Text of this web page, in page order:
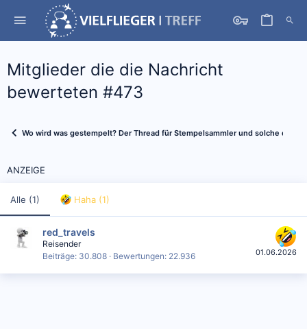
Mitglieder die die Nachricht
bewerteten #473
Wo wird was gestempelt? Der Thread für Stempelsammler und solche die
ANZEIGE
Alle (1) Haha (1)
01.06.2026
red_travels
Reisender
Beiträge 30.808 Bewertungen 22.936